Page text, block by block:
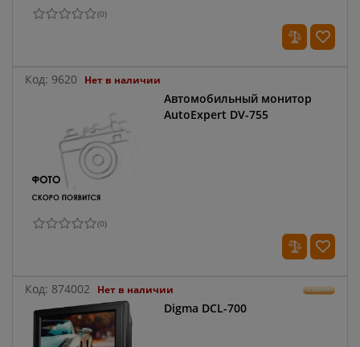
(0)
Код: 9620 Нет в наличии
Автомобильный монитор
AutoExpert DV-755
(0)
Код: 874002 Нет в наличии
Digma DCL-700